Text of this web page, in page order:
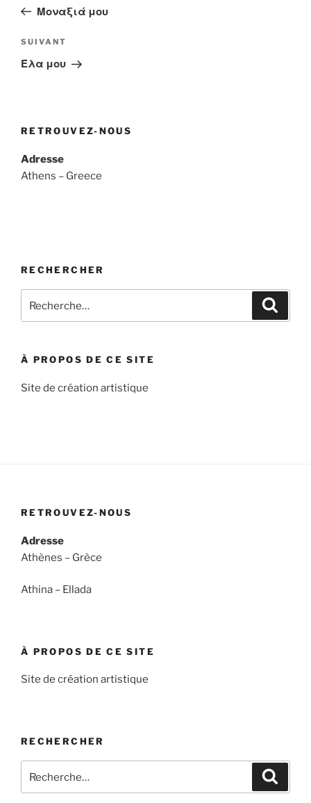
l’article
précédent
Μοναξιά μου
Article
suivant
SUIVANT
Έλα μου
RETROUVEZ-NOUS
Adresse
Athens – Greece
RECHERCHER
pour
À PROPOS DE CE SITE
Site de création artistique
RETROUVEZ-NOUS
Adresse
Athènes – Grèce
Athina – Ellada
À PROPOS DE CE SITE
Site de création artistique
RECHERCHER
pour